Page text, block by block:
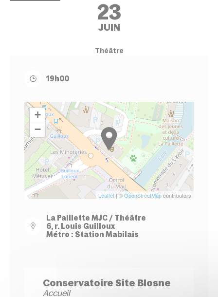
23
JUIN
Théâtre
19h00
+
−
Leaflet| ©OpenStreetMapcontributors
La Paillette MJC / Théâtre
6, r. Louis Guilloux
Métro : Station Mabilais
Conservatoire Site Blosne
Accueil